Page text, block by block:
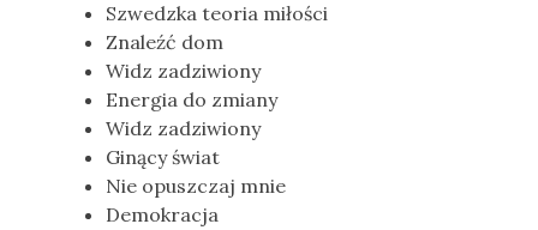
Szwedzka teoria miłości
Znaleźć dom
Widz zadziwiony
Energia do zmiany
Widz zadziwiony
Ginący świat
Nie opuszczaj mnie
Demokracja